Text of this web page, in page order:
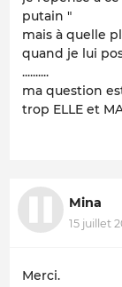
putain "
mais à quelle
quand je lui
..........
ma question
trop ELLE et
Mina
15 juillet
Merci.